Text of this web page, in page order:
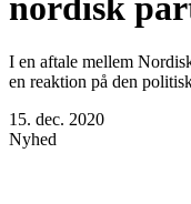
I en aftale mellem
en reaktion på den
15. dec. 2020
Nyhed